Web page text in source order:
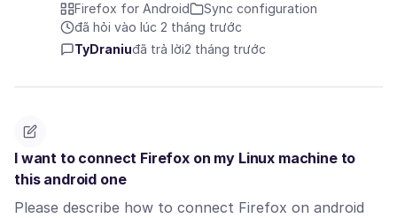
Firefox for Android
Sync configuration
đã hỏi vào lúc 2 tháng trước
TyDraniuđã trả lời2 tháng trước
I want to connect Firefox on my Linux machine to
this android one
Please describe how to connect Firefox on android